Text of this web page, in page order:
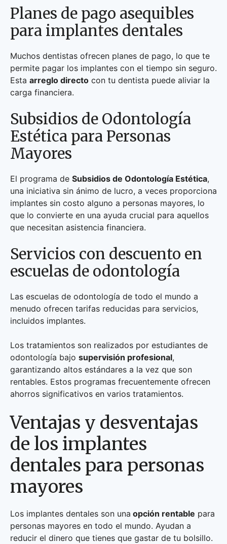
Planes de pago asequibles
para implantes dentales
Muchos dentistas ofrecen planes de pago, lo que te
permite pagar los implantes con el tiempo sin seguro.
Esta arreglo directo con tu dentista puede aliviar la
carga financiera.
Subsidios de Odontología
Estética para Personas
Mayores
El programa de Subsidios de Odontología Estética,
una iniciativa sin ánimo de lucro, a veces proporciona
implantes sin costo alguno a personas mayores, lo
que lo convierte en una ayuda crucial para aquellos
que necesitan asistencia financiera.
Servicios con descuento en
escuelas de odontología
Las escuelas de odontología de todo el mundo a
menudo ofrecen tarifas reducidas para servicios,
incluidos implantes.
Los tratamientos son realizados por estudiantes de
odontología bajo supervisión profesional,
garantizando altos estándares a la vez que son
rentables. Estos programas frecuentemente ofrecen
ahorros significativos en varios tratamientos.
Ventajas y desventajas
de los implantes
dentales para personas
mayores
Los implantes dentales son una opción rentable para
personas mayores en todo el mundo. Ayudan a
reducir el dinero que tienes que gastar de tu bolsillo.